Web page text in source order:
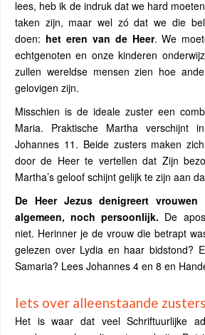
lees, heb ik de indruk dat we hard
taken zijn, maar wel zó dat we die
doen: het eren van de Heer. We
echtgenoten en onze kinderen
zullen wereldse mensen zien hoe
gelovigen zijn.
Misschien is de ideale zuster een
Maria. Praktische Martha verschijnt
Johannes 11. Beide zusters maken
door de Heer te vertellen dat Zijn
Martha’s geloof schijnt gelijk te zijn aan
De Heer Jezus denigreert
algemeen, noch persoonlijk. De
niet. Herinner je de vrouw die betrapt
gelezen over Lydia en haar bidstond?
Samaria? Lees Johannes 4 en 8 en
Iets over alleenstaande
Het is waar dat veel Schriftuurlijke